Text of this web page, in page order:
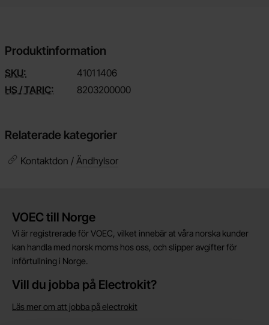
Produktinformation
SKU: 41011406
HS / TARIC:
8203200000
Relaterade kategorier
Kontaktdon / Ändhylsor
Kort allmän information
VOEC till Norge
Vi är registrerade för VOEC, vilket innebär at våra norska kunder
kan handla med norsk moms hos oss, och slipper avgifter för
införtullning i Norge.
Vill du jobba på Electrokit?
Läs mer om att jobba på electrokit